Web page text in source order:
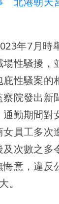
年7月時
性騷擾，
性騷案的
院發出新
勤期間對
員工多次
次數之多
意，違反
。